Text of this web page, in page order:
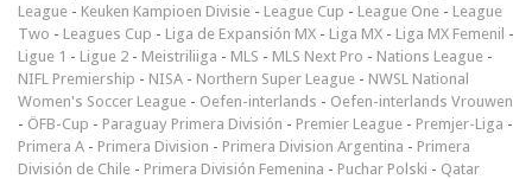
League - Keuken Kampioen Divisie - League Cup - League One - League
Two - Leagues Cup - Liga de Expansión MX - Liga MX - Liga MX Femenil -
Ligue 1 - Ligue 2 - Meistriliiga - MLS - MLS Next Pro - Nations League -
NIFL Premiership - NISA - Northern Super League - NWSL National
Women's Soccer League - Oefen-interlands - Oefen-interlands Vrouwen
- ÖFB-Cup - Paraguay Primera División - Premier League - Premjer-Liga -
Primera A - Primera Division - Primera Division Argentina - Primera
División de Chile - Primera División Femenina - Puchar Polski - Qatar